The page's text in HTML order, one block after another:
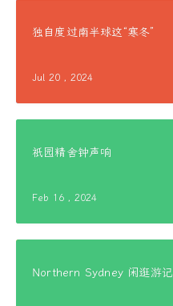
独自度过南半球这“寒冬”
Jul 20 , 2024
祇园精舍钟声响
Feb 16 , 2024
Northern Sydney 闲逛游记